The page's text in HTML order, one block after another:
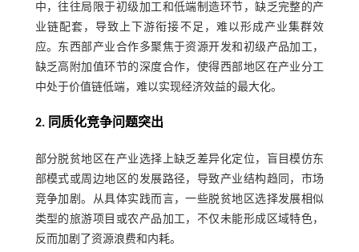
中，往往局限于初级加工和低端制造环节，缺乏完整的产
业链配套，导致上下游衔接不足，难以形成产业集群效
应。东西部产业合作多聚焦于资源开发和初级产品加工，
缺乏高附加值环节的深度合作，使得西部地区在产业分工
中处于价值链低端，难以实现经济效益的最大化。
2. 同质化竞争问题突出
部分脱贫地区在产业选择上缺乏差异化定位，盲目模仿东
部模式或周边地区的发展路径，导致产业结构趋同，市场
竞争加剧。从具体实践而言，一些脱贫地区选择发展相似
类型的旅游项目或农产品加工，不仅未能形成区域特色，
反而加剧了资源浪费和内耗。